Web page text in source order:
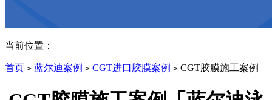
当前位置：
首页 > 蓝尔迪案例 > CGT进口胶膜案例 > CGT胶膜施工案例